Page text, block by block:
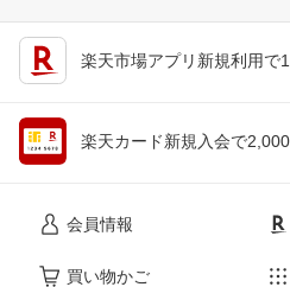
楽天市場アプリ新規利用で
楽天カード新規入会で
会員情報
買い物かご